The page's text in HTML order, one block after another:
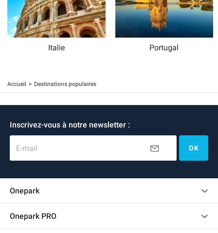
Italie Portugal
Accueil Destinations populaires
Inscrivez-vous à notre newsletter :
E-mail OK
Onepark
Recrutement
Onepark PRO